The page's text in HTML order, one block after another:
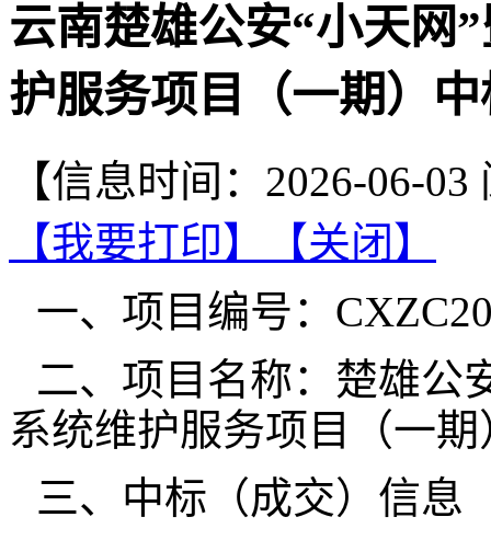
云南楚雄公安“小天网
护服务项目（一期）
【信息时间：2026-06-
【我要打印】
【关闭】
一、项目编号：
二、项目名称：楚雄公
系统维护服务项目（一期
三、中标（成交）信息